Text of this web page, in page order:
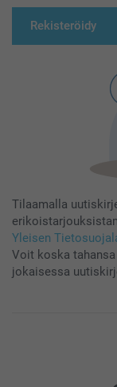
Rekisteröidy
Tilaamalla
Yleisen
Voit koska
jokaisessa